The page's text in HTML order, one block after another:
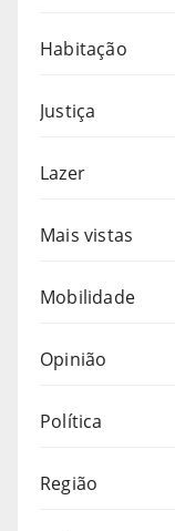
Habitação
Justiça
Lazer
Mais vistas
Mobilidade
Opinião
Política
Região